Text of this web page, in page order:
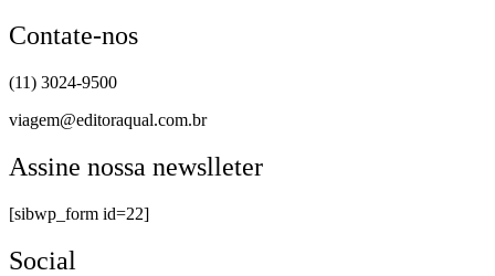
Contate-nos
(11) 3024-9500
viagem@editoraqual.com.br
Assine nossa newslleter
[sibwp_form id=22]
Social